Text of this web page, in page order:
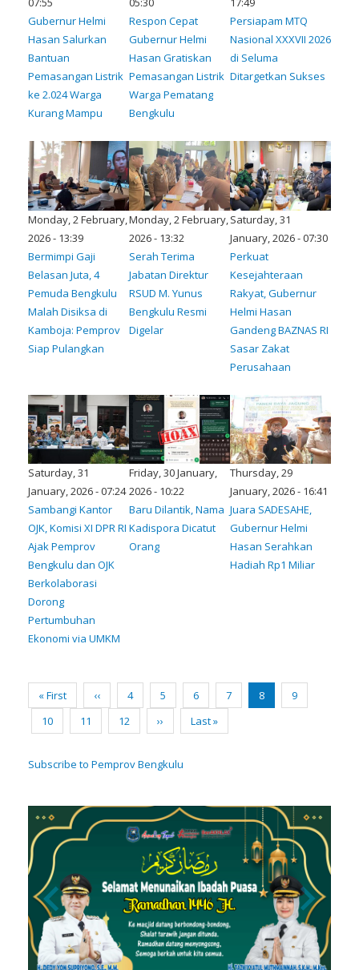
Gubernur Helmi
Hasan Salurkan
Bantuan
Pemasangan Listrik
ke 2.024 Warga
Kurang Mampu
Respon Cepat
Gubernur Helmi
Hasan Gratiskan
Pemasangan Listrik
Warga Pematang
Bengkulu
Persiapam MTQ
Nasional XXXVII 2026
di Seluma
Ditargetkan Sukses
Monday, 2 February,
2026 - 13:39
Bermimpi Gaji
Belasan Juta, 4
Pemuda Bengkulu
Malah Disiksa di
Kamboja: Pemprov
Siap Pulangkan
Monday, 2 February,
2026 - 13:32
Serah Terima
Jabatan Direktur
RSUD M. Yunus
Bengkulu Resmi
Digelar
Saturday, 31
January, 2026 - 07:30
Perkuat
Kesejahteraan
Rakyat, Gubernur
Helmi Hasan
Gandeng BAZNAS RI
Sasar Zakat
Perusahaan
Saturday, 31
January, 2026 - 07:24
Sambangi Kantor
OJK, Komisi XI DPR RI
Ajak Pemprov
Bengkulu dan OJK
Berkolaborasi
Dorong
Pertumbuhan
Ekonomi via UMKM
Friday, 30 January,
2026 - 10:22
Baru Dilantik, Nama
Kadispora Dicatut
Orang
Thursday, 29
January, 2026 - 16:41
Juara SADESAHE,
Gubernur Helmi
Hasan Serahkan
Hadiah Rp1 Miliar
Pagination
First
page
« First
Previous
page
‹‹ Page
4 Page
5 Page
6 Page
7
Current
page
8 Page
9
Page
10 Page
11 Page
12
Next
page
››
Last
page
Last »
Subscribe to Pemprov Bengkulu